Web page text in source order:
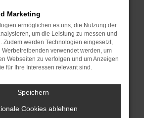
auf dem neuesten Stand
birgt nicht nur ein
sondern kann auch dazu
bestimmte Funktionen nicht mehr
an den Webseitenbetreiber.
oben genannten Schritte versucht
uns bitte. Wir werden
Problem zu beheben. Du kannst
Marketing
ermöglichen es uns, die Nutzung der
um die Leistung zu messen und
Zudem werden Technologien eingesetzt,
Werbetreibenden verwendet werden, um
Webseiten zu verfolgen und um Anzeigen
für Ihre Interessen relevant sind.
Speichern
Cookies ablehnen